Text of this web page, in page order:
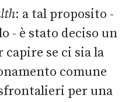
: a tal proposito -
- è stato deciso un
se ci sia la
comune
per una